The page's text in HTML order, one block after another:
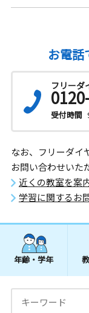
お電話
フリーダ
受付時間
なお、フリーダイ
お問い合わせいた
近くの教室を案
学習に関するお
年齢・学年